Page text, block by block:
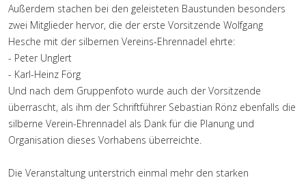
Außerdem stachen bei den geleisteten Baustunden besonders
zwei Mitglieder hervor, die der erste Vorsitzende Wolfgang
Hesche mit der silbernen Vereins-Ehrennadel ehrte:
- Peter Unglert
- Karl-Heinz Förg
Und nach dem Gruppenfoto wurde auch der Vorsitzende
überrascht, als ihm der Schriftführer Sebastian Rönz ebenfalls die
silberne Verein-Ehrennadel als Dank für die Planung und
Organisation dieses Vorhabens überreichte.
Die Veranstaltung unterstrich einmal mehr den starken